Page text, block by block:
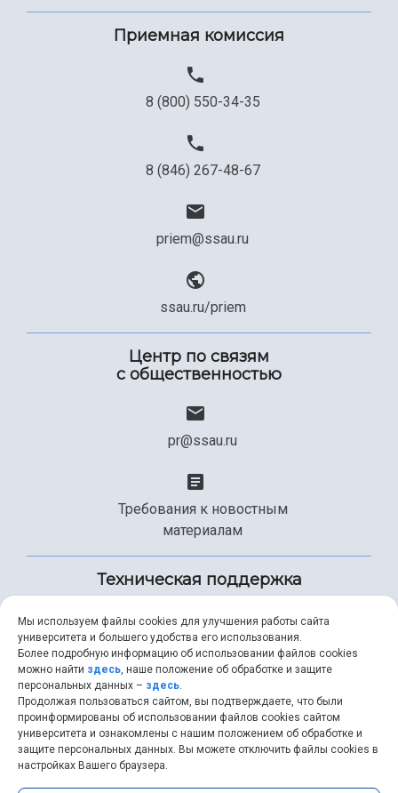
Приемная комиссия
8 (800) 550-34-35
8 (846) 267-48-67
priem@ssau.ru
ssau.ru/priem
Центр по связям
с общественностью
pr@ssau.ru
Требования к новостным
материалам
Техническая поддержка
+7 (846) 267-49-99
help@ssau.ru
Мы используем файлы cookies для улучшения работы сайта
университета и большего удобства его использования.
Более подробную информацию об использовании файлов cookies
можно найти здесь, наше положение об обработке и защите
персональных данных – здесь.
Продолжая пользоваться сайтом, вы подтверждаете, что были
проинформированы об использовании файлов cookies сайтом
университета и ознакомлены с нашим положением об обработке и
защите персональных данных. Вы можете отключить файлы cookies в
настройках Вашего браузера.